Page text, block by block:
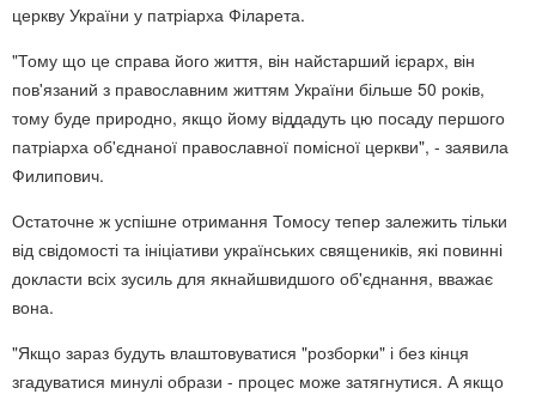
церкву України у патріарха Філарета.
"Тому що це справа його життя, він найстарший ієрарх, він
пов'язаний з православним життям України більше 50 років,
тому буде природно, якщо йому віддадуть цю посаду першого
патріарха об'єднаної православної помісної церкви", - заявила
Филипович.
Остаточне ж успішне отримання Томосу тепер залежить тільки
від свідомості та ініціативи українських священиків, які повинні
докласти всіх зусиль для якнайшвидшого об'єднання, вважає
вона.
"Якщо зараз будуть влаштовуватися "розборки" і без кінця
згадуватися минулі образи - процес може затягнутися. А якщо